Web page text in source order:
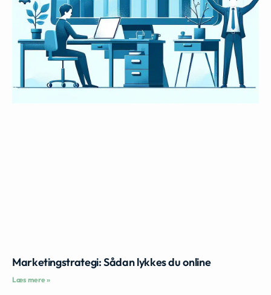
Marketingstrategi: Sådan lykkes du online
Læs mere »